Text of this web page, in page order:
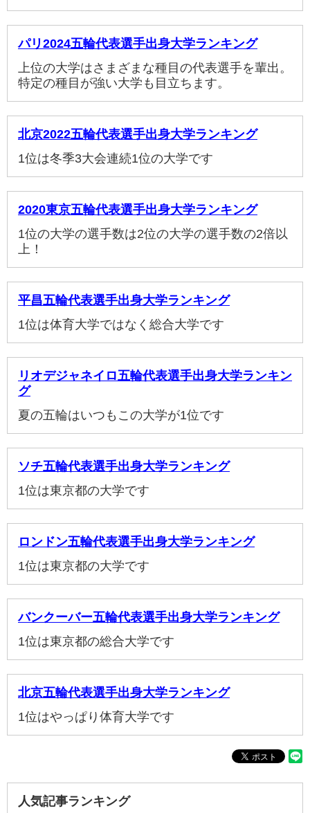
パリ2024五輪代表選手出身大学ランキング
上位の大学はさまざまな種目の代表選手を輩出。
特定の種目が強い大学も目立ちます。
北京2022五輪代表選手出身大学ランキング
1位は冬季3大会連続1位の大学です
2020東京五輪代表選手出身大学ランキング
1位の大学の選手数は2位の大学の選手数の2倍以
上！
平昌五輪代表選手出身大学ランキング
1位は体育大学ではなく総合大学です
リオデジャネイロ五輪代表選手出身大学ランキン
グ
夏の五輪はいつもこの大学が1位です
ソチ五輪代表選手出身大学ランキング
1位は東京都の大学です
ロンドン五輪代表選手出身大学ランキング
1位は東京都の大学です
バンクーバー五輪代表選手出身大学ランキング
1位は東京都の総合大学です
北京五輪代表選手出身大学ランキング
1位はやっぱり体育大学です
人気記事ランキング